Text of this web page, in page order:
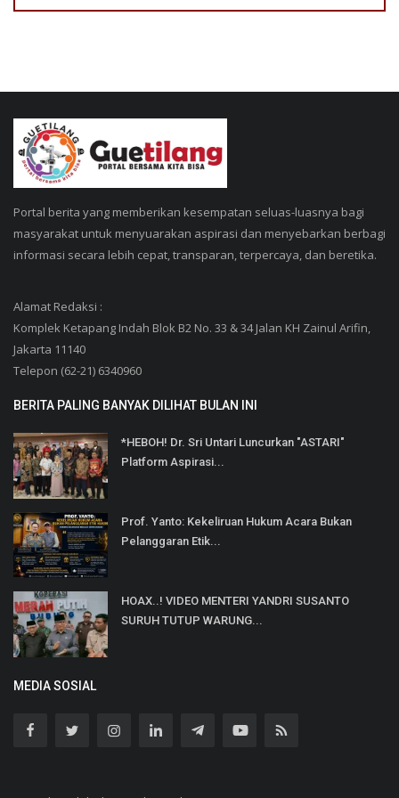
Portal berita yang memberikan kesempatan seluas-luasnya bagi
masyarakat untuk menyuarakan aspirasi dan menyebarkan berbagi
informasi secara lebih cepat, transparan, terpercaya, dan beretika.
Alamat Redaksi :
Komplek Ketapang Indah Blok B2 No. 33 & 34 Jalan KH Zainul Arifin,
Jakarta 11140
Telepon (62-21) 6340960
BERITA PALING BANYAK DILIHAT BULAN INI
*HEBOH! Dr. Sri Untari Luncurkan "ASTARI"
Platform Aspirasi...
Prof. Yanto: Kekeliruan Hukum Acara Bukan
Pelanggaran Etik...
HOAX..! VIDEO MENTERI YANDRI SUSANTO
SURUH TUTUP WARUNG...
MEDIA SOSIAL